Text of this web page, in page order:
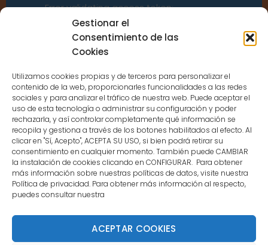
Gestionar el
Consentimiento de las
Cookies
Utilizamos cookies propias y de terceros para personalizar el
contenido de la web, proporcionarles funcionalidades a las redes
sociales y para analizar el tráfico de nuestra web. Puede aceptar el
uso de esta tecnología o administrar su configuración y poder
rechazarla, y así controlar completamente qué información se
recopila y gestiona a través de los botones habilitados al efecto. Al
clicar en "Sí, Acepto", ACEPTA SU USO, si bien podrá retirar su
consentimiento en cualquier momento. También puede CAMBIAR
la instalación de cookies clicando en CONFIGURAR. Para obtener
más información sobre nuestras políticas de datos, visite nuestra
Política de privacidad. Para obtener más información al respecto,
puedes consultar nuestra
ACEPTAR COOKIES
Error validating access token:
Sessions for the user are not allowed
because the user is not a confirmed
CONTACTO
MENÚ PRINCIPAL
MI CUENTA
DOCUMENTACIÓN